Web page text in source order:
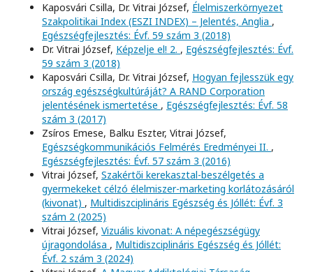
Kaposvári Csilla, Dr. Vitrai József, Élelmiszerkörnyezet
Szakpolitikai Index (ESZI INDEX) – Jelentés, Anglia ,
Egészségfejlesztés: Évf. 59 szám 3 (2018)
Dr. Vitrai József, Képzelje el! 2. , Egészségfejlesztés: Évf.
59 szám 3 (2018)
Kaposvári Csilla, Dr. Vitrai József, Hogyan fejlesszük egy
ország egészségkultúráját? A RAND Corporation
jelentésének ismertetése , Egészségfejlesztés: Évf. 58
szám 3 (2017)
Zsíros Emese, Balku Eszter, Vitrai József,
Egészségkommunikációs Felmérés Eredményei II. ,
Egészségfejlesztés: Évf. 57 szám 3 (2016)
Vitrai József, Szakértői kerekasztal-beszélgetés a
gyermekeket célzó élelmiszer-marketing korlátozásáról
(kivonat) , Multidiszciplináris Egészség és Jóllét: Évf. 3
szám 2 (2025)
Vitrai József, Vizuális kivonat: A népegészségügy
újragondolása , Multidiszciplináris Egészség és Jóllét:
Évf. 2 szám 3 (2024)